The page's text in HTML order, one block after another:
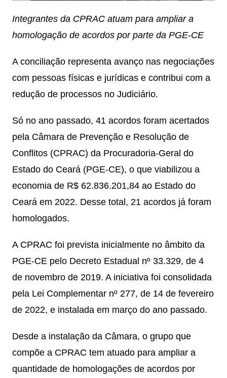
Integrantes da CPRAC atuam para ampliar a
homologação de acordos por parte da PGE-CE
A conciliação representa avanço nas negociações
com pessoas físicas e jurídicas e contribui com a
redução de processos no Judiciário.
Só no ano passado, 41 acordos foram acertados
pela Câmara de Prevenção e Resolução de
Conflitos (CPRAC) da Procuradoria-Geral do
Estado do Ceará (PGE-CE), o que viabilizou a
economia de R$ 62.836.201,84 ao Estado do
Ceará em 2022. Desse total, 21 acordos já foram
homologados.
A CPRAC foi prevista inicialmente no âmbito da
PGE-CE pelo Decreto Estadual nº 33.329, de 4
de novembro de 2019. A iniciativa foi consolidada
pela Lei Complementar nº 277, de 14 de fevereiro
de 2022, e instalada em março do ano passado.
Desde a instalação da Câmara, o grupo que
compõe a CPRAC tem atuado para ampliar a
quantidade de homologações de acordos por